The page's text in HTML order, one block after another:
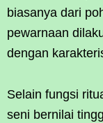
biasanya dari
pewarnaan
dengan
Selain fungsi
seni bernilai